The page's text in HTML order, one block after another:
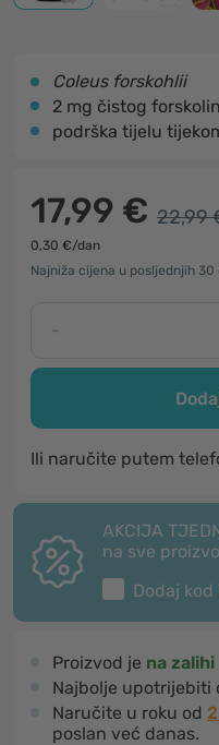
Coleus forskohlii
2 mg čistog
podrška tijelu
17,99 € 22,99
0,30 €/dan
Najniža cijena u posljednjih 30
-
Ili naručite putem
AKCIJA
na sve
Dodaj kod
Proizvod je na zalihi
Najbolje upotrijebiti
Naručite u roku od
poslan već danas.